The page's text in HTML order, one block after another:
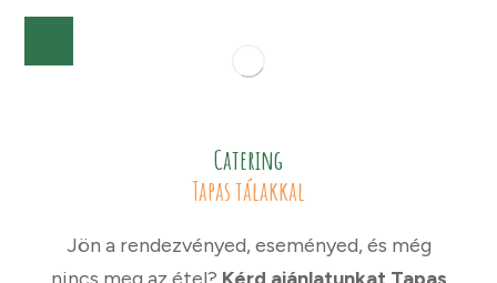
Catering
Tapas tálakkal
Jön a rendezvényed, eseményed, és még